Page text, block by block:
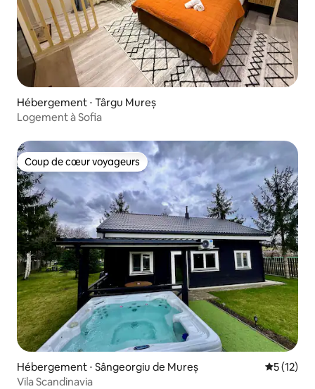
Hébergement ⋅ Târgu Mureș
Logement à Sofia
Coup de cœur voyageurs
Coup de cœur voyageurs
Hébergement ⋅ Sângeorgiu de Mureș
5 (12)
Vila Scandinavia